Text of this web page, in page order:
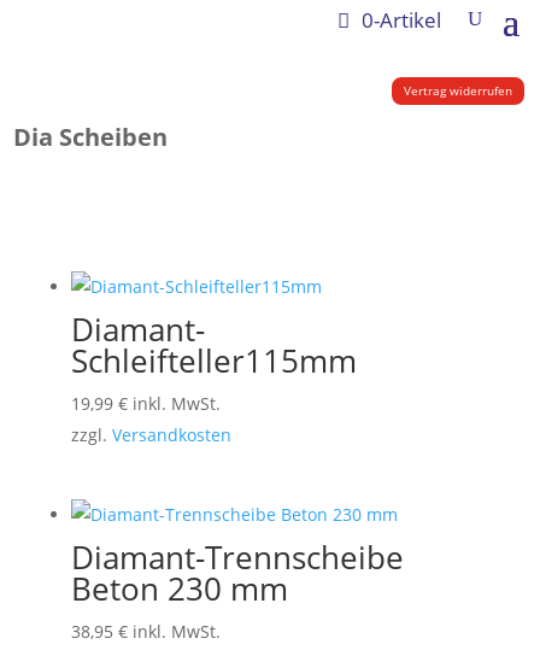
0-Artikel
Vertrag widerrufen
Dia Scheiben
Diamant-
Schleifteller115mm
19,99 € inkl. MwSt.
zzgl. Versandkosten
Diamant-Trennscheibe
Beton 230 mm
38,95 € inkl. MwSt.